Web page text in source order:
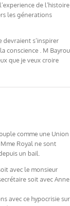
de l’histoire
les génerations
devraient s’inspirer
conscience . M Bayrou
que je veux croire
comme une Union
Royal ne sont
un bail.
avec le monsieur
soit avec Anne
avec ce hypocrisie sur